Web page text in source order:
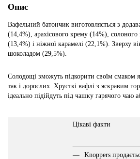
Опис
Вафельний батончик виготовляється з
(14,4%), арахісового крему (14%), солоного
(13,4%) і ніжної карамелі (22,1%). Зверху
шоколадом (29,5%).
Солодощі зможуть підкорити своїм смаком
так і дорослих. Хрусткі вафлі з яскравим
ідеально підійдуть під чашку гарячого чаю
Цікаві факти
Knoppers